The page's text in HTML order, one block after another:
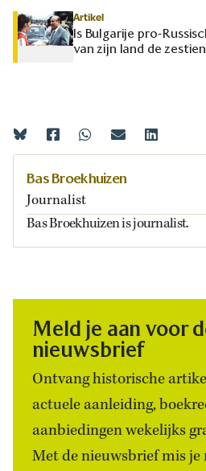
Artikel
Is Bulgarije pro-
van zijn land de
Bas Broekhuizen
Journalist
Bas Broekhuizen is journalist.
Meld je aan voor
nieuwsbrief
Ontvang historische
actuele aanleiding,
aanbiedingen wekelijks
Met de nieuwsbrief mis je